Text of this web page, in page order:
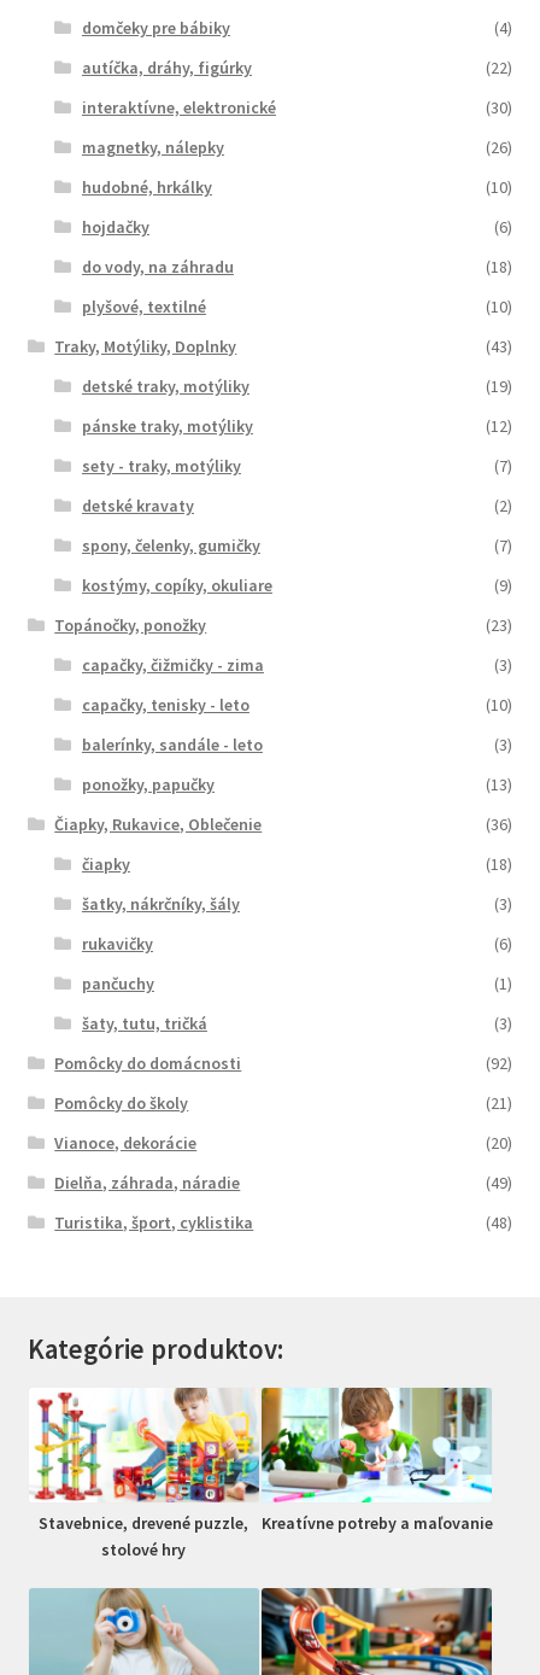
domčeky pre bábiky
(4)
autíčka, dráhy, figúrky
(22)
interaktívne, elektronické
(30)
magnetky, nálepky
(26)
hudobné, hrkálky
(10)
hojdačky
(6)
do vody, na záhradu
(18)
plyšové, textilné
(10)
Traky, Motýliky, Doplnky
(43)
detské traky, motýliky
(19)
pánske traky, motýliky
(12)
sety - traky, motýliky
(7)
detské kravaty
(2)
spony, čelenky, gumičky
(7)
kostýmy, copíky, okuliare
(9)
Topánočky, ponožky
(23)
capačky, čižmičky - zima
(3)
capačky, tenisky - leto
(10)
balerínky, sandále - leto
(3)
ponožky, papučky
(13)
Čiapky, Rukavice, Oblečenie
(36)
čiapky
(18)
šatky, nákrčníky, šály
(3)
rukavičky
(6)
pančuchy
(1)
šaty, tutu, tričká
(3)
Pomôcky do domácnosti
(92)
Pomôcky do školy
(21)
Vianoce, dekorácie
(20)
Dielňa, záhrada, náradie
(49)
Turistika, šport, cyklistika
(48)
Kategórie produktov:
Stavebnice, drevené puzzle,
stolové hry
Kreatívne potreby a maľovanie